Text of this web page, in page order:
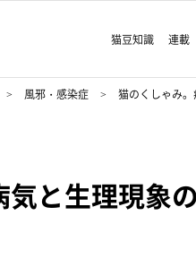
猫豆知識 連載
風邪・感染症 猫のくしゃみ
と生理現象